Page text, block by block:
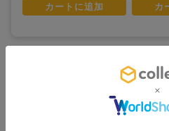
カートに追加 カ
この商品を見ている人は
こちらの商品もチェックし